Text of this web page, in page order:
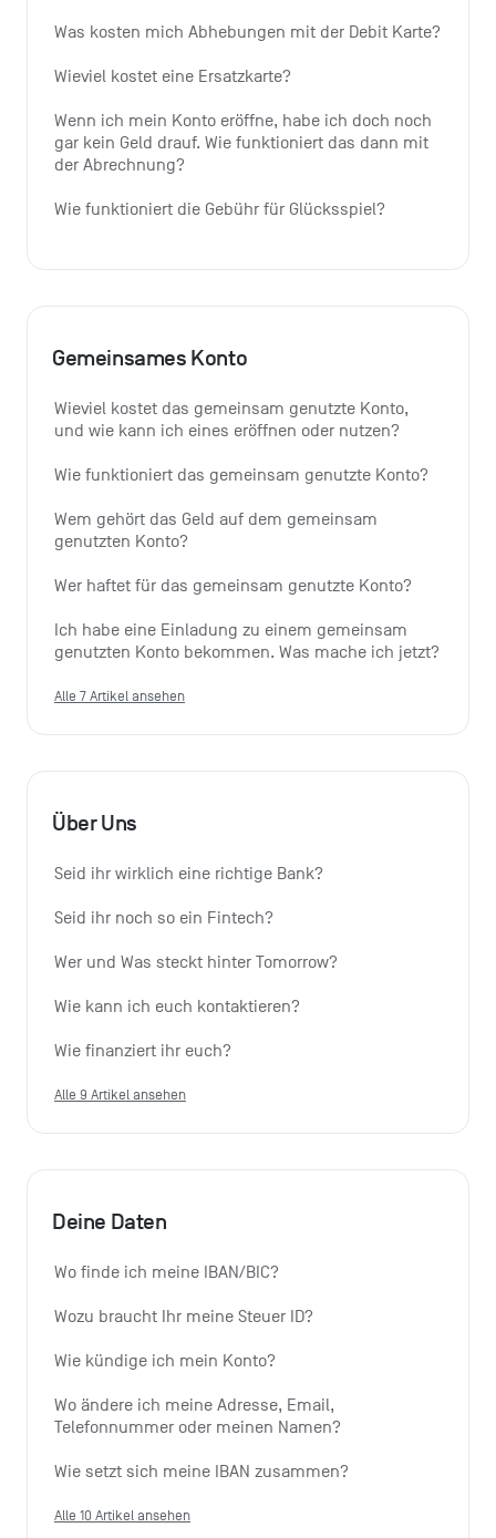
Was kosten mich Abhebungen mit der Debit Karte?
Wieviel kostet eine Ersatzkarte?
Wenn ich mein Konto eröffne, habe ich doch noch
gar kein Geld drauf. Wie funktioniert das dann mit
der Abrechnung?
Wie funktioniert die Gebühr für Glücksspiel?
Gemeinsames Konto
Wieviel kostet das gemeinsam genutzte Konto,
und wie kann ich eines eröffnen oder nutzen?
Wie funktioniert das gemeinsam genutzte Konto?
Wem gehört das Geld auf dem gemeinsam
genutzten Konto?
Wer haftet für das gemeinsam genutzte Konto?
Ich habe eine Einladung zu einem gemeinsam
genutzten Konto bekommen. Was mache ich jetzt?
Alle 7 Artikel ansehen
Über Uns
Seid ihr wirklich eine richtige Bank?
Seid ihr noch so ein Fintech?
Wer und Was steckt hinter Tomorrow?
Wie kann ich euch kontaktieren?
Wie finanziert ihr euch?
Alle 9 Artikel ansehen
Deine Daten
Wo finde ich meine IBAN/BIC?
Wozu braucht Ihr meine Steuer ID?
Wie kündige ich mein Konto?
Wo ändere ich meine Adresse, Email,
Telefonnummer oder meinen Namen?
Wie setzt sich meine IBAN zusammen?
Alle 10 Artikel ansehen